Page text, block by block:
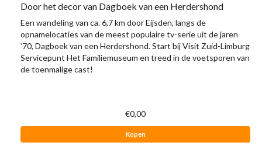
Door het decor van Dagboek van een Herdershond
Een wandeling van ca. 6,7 km door Eijsden, langs de
opnamelocaties van de meest populaire tv-serie uit de jaren
’70, Dagboek van een Herdershond. Start bij Visit Zuid-Limburg
Servicepunt Het Familiemuseum en treed in de voetsporen van
de toenmalige cast!
€0,00
Kopen